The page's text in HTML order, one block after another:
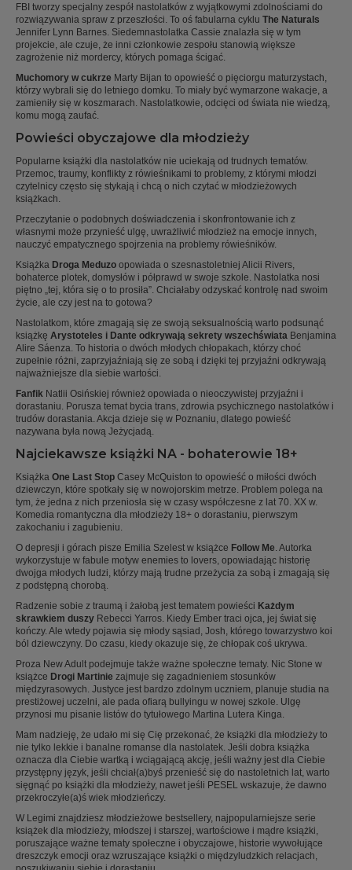
FBI tworzy specjalny zespół nastolatków z wyjątkowymi zdolnościami do
rozwiązywania spraw z przeszłości. To oś fabularna cyklu The Naturals
Jennifer Lynn Barnes. Siedemnastolatka Cassie znalazła się w tym
projekcie, ale czuje, że inni członkowie zespołu stanowią większe
zagrożenie niż mordercy, których pomaga ścigać.
Muchomory w cukrze Marty Bijan to opowieść o pięciorgu maturzystach,
którzy wybrali się do letniego domku. To miały być wymarzone wakacje, a
zamieniły się w koszmarach. Nastolatkowie, odcięci od świata nie wiedzą,
komu mogą zaufać.
Powieści obyczajowe dla młodzieży
Popularne książki dla nastolatków nie uciekają od trudnych tematów.
Przemoc, traumy, konflikty z rówieśnikami to problemy, z którymi młodzi
czytelnicy często się stykają i chcą o nich czytać w młodzieżowych
książkach.
Przeczytanie o podobnych doświadczenia i skonfrontowanie ich z
własnymi może przynieść ulgę, uwrażliwić młodzież na emocje innych,
nauczyć empatycznego spojrzenia na problemy rówieśników.
Książka Droga Meduzo opowiada o szesnastoletniej Alicii Rivers,
bohaterce plotek, domysłów i półprawd w swoje szkole. Nastolatka nosi
piętno „tej, która się o to prosiła”. Chciałaby odzyskać kontrolę nad swoim
życie, ale czy jest na to gotowa?
Nastolatkom, które zmagają się ze swoją seksualnością warto podsunąć
książkę Arystoteles i Dante odkrywają sekrety wszechświata Benjamina
Alire Sáenza. To historia o dwóch młodych chłopakach, którzy choć
zupełnie różni, zaprzyjaźniają się ze sobą i dzięki tej przyjaźni odkrywają
najważniejsze dla siebie wartości.
Fanfik Natlii Osińskiej również opowiada o nieoczywistej przyjaźni i
dorastaniu. Porusza temat bycia trans, zdrowia psychicznego nastolatków i
trudów dorastania. Akcja dzieje się w Poznaniu, dlatego powieść
nazywana była nową Jeżycjadą.
Najciekawsze książki NA - bohaterowie 18+
Książka One Last Stop Casey McQuiston to opowieść o miłości dwóch
dziewczyn, które spotkały się w nowojorskim metrze. Problem polega na
tym, że jedna z nich przeniosła się w czasy współczesne z lat 70. XX w.
Komedia romantyczna dla młodzieży 18+ o dorastaniu, pierwszym
zakochaniu i zagubieniu.
O depresji i górach pisze Emilia Szelest w książce Follow Me. Autorka
wykorzystuje w fabule motyw enemies to lovers, opowiadając historię
dwojga młodych ludzi, którzy mają trudne przeżycia za sobą i zmagają się
z podstępną chorobą.
Radzenie sobie z traumą i żałobą jest tematem powieści Każdym
skrawkiem duszy Rebecci Yarros. Kiedy Ember traci ojca, jej świat się
kończy. Ale wtedy pojawia się młody sąsiad, Josh, którego towarzystwo koi
ból dziewczyny. Do czasu, kiedy okazuje się, że chłopak coś ukrywa.
Proza New Adult podejmuje także ważne społeczne tematy. Nic Stone w
książce Drogi Martinie zajmuje się zagadnieniem stosunków
międzyrasowych. Justyce jest bardzo zdolnym uczniem, planuje studia na
prestiżowej uczelni, ale pada ofiarą bullyingu w nowej szkole. Ulgę
przynosi mu pisanie listów do tytułowego Martina Lutera Kinga.
Mam nadzieję, że udało mi się Cię przekonać, że książki dla młodzieży to
nie tylko lekkie i banalne romanse dla nastolatek. Jeśli dobra książka
oznacza dla Ciebie wartką i wciągającą akcję, jeśli ważny jest dla Ciebie
przystępny język, jeśli chciał(a)byś przenieść się do nastoletnich lat, warto
sięgnąć po książki dla młodzieży, nawet jeśli PESEL wskazuje, że dawno
przekroczyłe(a)ś wiek młodzieńczy.
W Legimi znajdziesz młodzieżowe bestsellery, najpopularniejsze serie
książek dla młodzieży, młodszej i starszej, wartościowe i mądre książki,
poruszające ważne tematy społeczne i obyczajowe, historie wywołujące
dreszczyk emocji oraz wzruszające książki o międzyludzkich relacjach,